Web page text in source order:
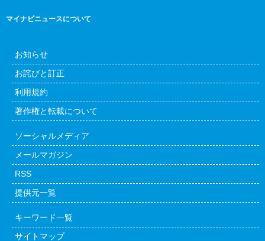
マイナビニュースについて
お知らせ
お詫びと訂正
利用規約
著作権と転載について
ソーシャルメディア
メールマガジン
RSS
提供元一覧
キーワード一覧
サイトマップ